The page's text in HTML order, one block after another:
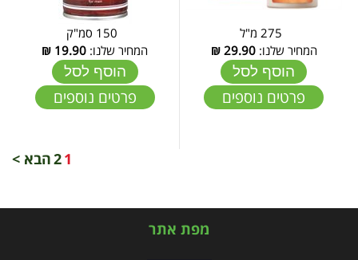
המחיר שלנו:29.90
₪
הוסף לסל
פרטים נוספים
המחיר שלנו: 19.90
₪
הוסף לסל
פרטים נוספים
1
2הבא >
מפת אתר